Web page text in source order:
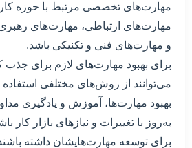
مهارت‌های تخصصی مرتبط با حوزه
مهارت‌های ارتباطی، مهارت‌های
و مهارت‌های فنی و تکنیکی باشد.
برای بهبود مهارت‌های لازم برای جذب
می‌توانند از روش‌های مختلفی استفاده
بهبود مهارت‌ها، آموزش و یادگیری
به‌روز با تغییرات و نیازهای بازار کار
برای توسعه مهارت‌هایشان داشته